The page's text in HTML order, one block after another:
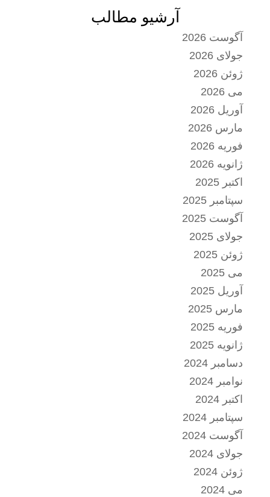
آرشیو مطالب
آگوست 2026
جولای 2026
ژوئن 2026
می 2026
آوریل 2026
مارس 2026
فوریه 2026
ژانویه 2026
اکتبر 2025
سپتامبر 2025
آگوست 2025
جولای 2025
ژوئن 2025
می 2025
آوریل 2025
مارس 2025
فوریه 2025
ژانویه 2025
دسامبر 2024
نوامبر 2024
اکتبر 2024
سپتامبر 2024
آگوست 2024
جولای 2024
ژوئن 2024
می 2024